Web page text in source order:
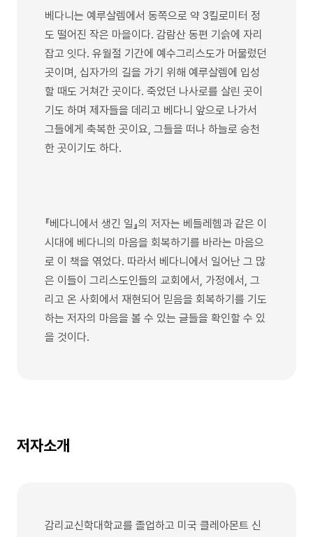
베다니는 예루살렘에서 동쪽으로 약 3킬로미터 정
도 떨어진 작은 마을이다. 감람산 동편 기슭에 자리
잡고 잇다. 유월절 기간에 예수그리스도가 머물렀던
곳이며, 십자가의 길을 가기 위해 예루살렘에 입성
할 때도 거쳐간 곳이다. 죽었던 나사로를 살린 곳이
기도 하며 제자들을 데리고 베다니 앞으로 나가서
그들에게 축복한 곳이요, 그들을 떠나 하늘로 승천
한 곳이기도 하다.
『베다니에서 생긴 일』의 저자는 베들레헴과 같은 이
시대에 베다니의 마음을 회복하기를 바라는 마음으
로 이 책을 엮었다. 따라서 베다니에서 일어난 그 많
은 이들이 그리스도인들의 교회에서, 가정에서, 그
리고 온 사회에서 재현되어 믿음을 회복하기를 기도
하는 저자의 마음을 볼 수 있는 글들을 확인할 수 있
을 것이다.
저자소개
감리교신학대학교를 졸업하고 미국 클레아몬트 신